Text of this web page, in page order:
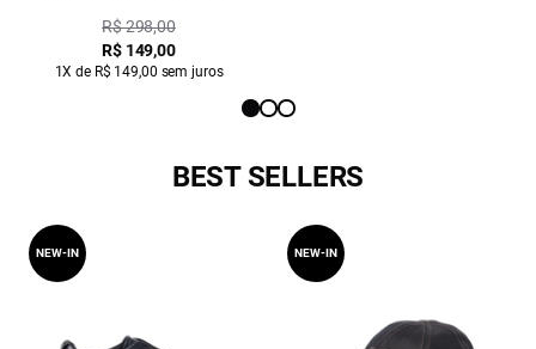
R$ 298,00
R$ 149,00
1X de R$ 149,00 sem juros
BEST SELLERS
NEW-IN NEW-IN